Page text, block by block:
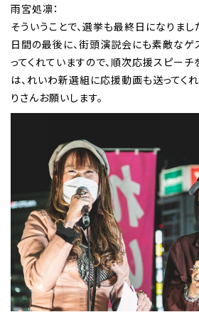
雨宮処凛：
そういうことで、選挙も最終日になりまし
日間の最後に、街頭演説会にも素敵なゲ
ってくれていますので、順次応援スピーチ
は、れいわ新選組に応援動画も送ってく
りさんお願いします。